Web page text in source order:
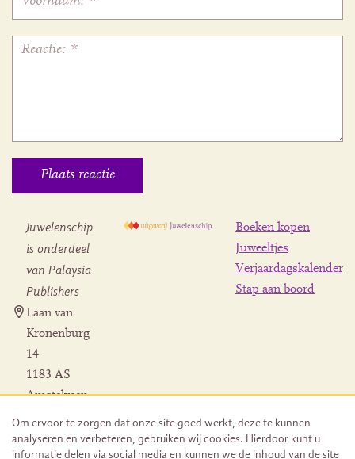
Juwelenschip
is onderdeel
van Palaysia
Publishers
Laan van
Kronenburg
14
1183 AS
Amstelveen
Herroeping
bestelling
Boeken kopen
Juweeltjes
Verjaardagskalender
Stap aan boord
Om ervoor te zorgen dat onze site goed werkt, deze te kunnen
analyseren en verbeteren, gebruiken wij cookies. Hierdoor kunt u
informatie delen via social media en kunnen we de inhoud van de site